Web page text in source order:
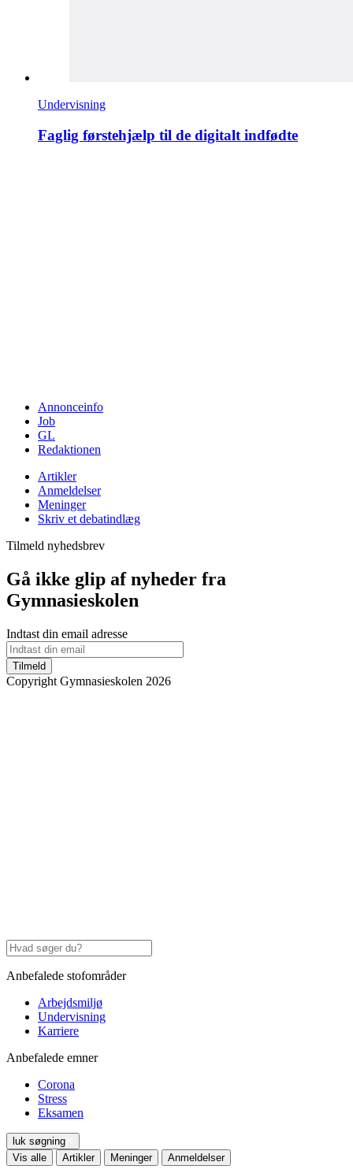
Undervisning
Faglig førstehjælp til de digitalt indfødte
Annonceinfo
Job
GL
Redaktionen
Artikler
Anmeldelser
Meninger
Skriv et debatindlæg
Tilmeld nyhedsbrev
Gå ikke glip af nyheder fra
Gymnasieskolen
Indtast din email adresse
Tilmeld
Copyright Gymnasieskolen 2026
Anbefalede stofområder
Arbejdsmiljø
Undervisning
Karriere
Anbefalede emner
Corona
Stress
Eksamen
luk søgning
Vis alle
Artikler Meninger Anmeldelser